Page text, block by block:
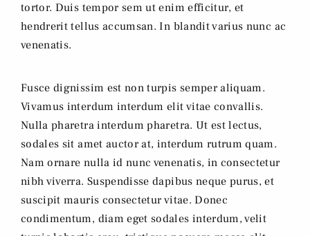
tortor. Duis tempor sem ut enim efficitur, et
hendrerit tellus accumsan. In blandit varius nunc ac
venenatis.
Fusce dignissim est non turpis semper aliquam.
Vivamus interdum interdum elit vitae convallis.
Nulla pharetra interdum pharetra. Ut est lectus,
sodales sit amet auctor at, interdum rutrum quam.
Nam ornare nulla id nunc venenatis, in consectetur
nibh viverra. Suspendisse dapibus neque purus, et
suscipit mauris consectetur vitae. Donec
condimentum, diam eget sodales interdum, velit